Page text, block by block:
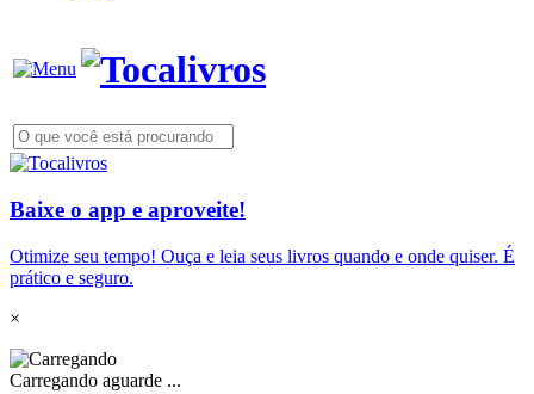
Baixe o app e aproveite!
Otimize seu tempo! Ouça e leia seus livros quando e onde quiser. É
prático e seguro.
×
Carregando aguarde ...